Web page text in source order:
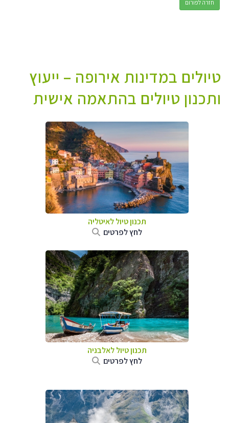
חזרה לפורום
טיולים במדינות אירופה – ייעוץ
ותכנון טיולים בהתאמה אישית
תכנון טיול לאיטליה
לחץ לפרטים
תכנון טיול לאלבניה
לחץ לפרטים